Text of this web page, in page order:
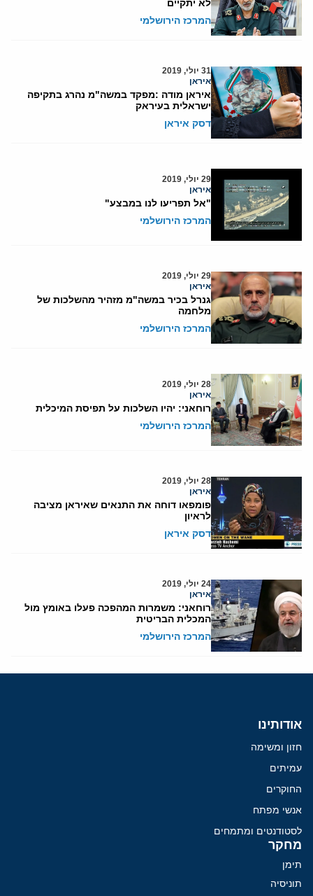
לא יתקיים
המרכז הירושלמי
31 יולי, 2019
איראן
איראן מודה :מפקד במשה"מ נהרג בתקיפה
ישראלית בעיראק
דסק איראן
29 יולי, 2019
איראן
"אל תפריעו לנו במבצע"
המרכז הירושלמי
29 יולי, 2019
איראן
גנרל בכיר במשה"מ מזהיר מהשלכות של
מלחמה
המרכז הירושלמי
28 יולי, 2019
איראן
רוחאני: יהיו השלכות על תפיסת המיכלית
המרכז הירושלמי
28 יולי, 2019
איראן
פומפאו דוחה את התנאים שאיראן מציבה
לראיון
דסק איראן
24 יולי, 2019
איראן
רוחאני: משמרות המהפכה פעלו באומץ מול
המכלית הבריטית
המרכז הירושלמי
אודותינו
חזון ומשימה
עמיתים
החוקרים
אנשי מפתח
לסטודנטים ומתמחים
מחקר
תימן
תוניסיה